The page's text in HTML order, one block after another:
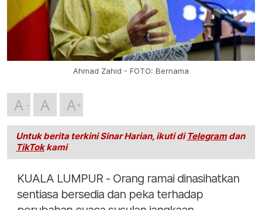
Ahmad Zahid - FOTO: Bernama
A A A
Untuk berita terkini Sinar Harian, ikuti di Telegramdan
TikTokkami
KUALA LUMPUR - Orang ramai dinasihatkan
sentiasa bersedia dan peka terhadap